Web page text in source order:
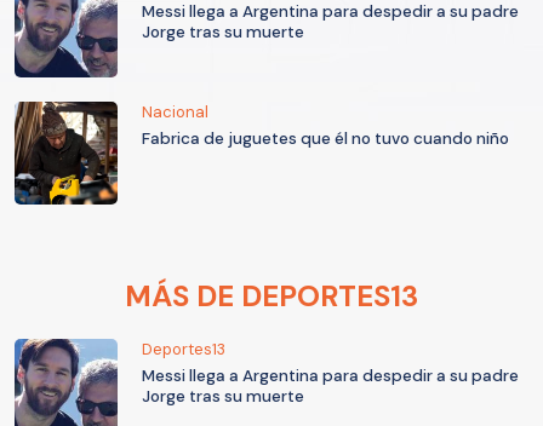
Messi llega a Argentina para despedir a su padre
Jorge tras su muerte
Nacional
Fabrica de juguetes que él no tuvo cuando niño
MÁS DE DEPORTES13
Deportes13
Messi llega a Argentina para despedir a su padre
Jorge tras su muerte